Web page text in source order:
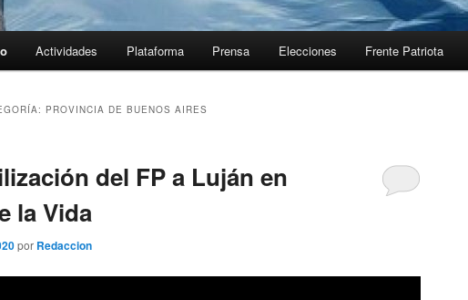
Actividades Plataforma Prensa Elecciones Frente Patriota
PROVINCIA DE BUENOS AIRES
del FP a Luján en
la Vida
por Redaccion